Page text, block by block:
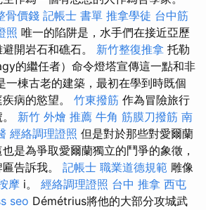
骨價錢 記帳士 書單 推拿學徒 台中筋
照 唯一的陷阱是，水手們在接近亞歷
開岩石和礁石。 新竹整復推拿 托勒
的繼任者）命令燈塔宣傳這一點和非
一棟古老的建築，最初在學到時既個
病的慾望。 竹東撥筋 作為冒險旅行
新竹 外燴 推薦 牛角 筋膜刀撥筋 南
經絡調理證照 但是對於那些對愛爾蘭
是為爭取愛爾蘭獨立的鬥爭的象徵，
告訴我。 記帳士 職業道德規範 雕像
摩 i。 經絡調理證照 台中 推拿 西屯
seo Démétrius將他的大部分攻城武